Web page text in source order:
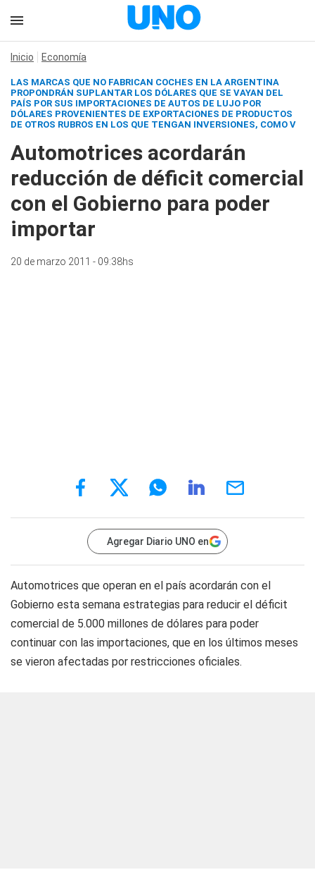
Inicio Economía
LAS MARCAS QUE NO FABRICAN COCHES EN LA ARGENTINA
PROPONDRÁN SUPLANTAR LOS DÓLARES QUE SE VAYAN DEL
PAÍS POR SUS IMPORTACIONES DE AUTOS DE LUJO POR
DÓLARES PROVENIENTES DE EXPORTACIONES DE PRODUCTOS
DE OTROS RUBROS EN LOS QUE TENGAN INVERSIONES, COMO V
Automotrices acordarán
reducción de déficit comercial
con el Gobierno para poder
importar
20 de marzo 2011 - 09:38hs
Agregar Diario UNO en
Automotrices que operan en el país acordarán con el
Gobierno esta semana estrategias para reducir el déficit
comercial de 5.000 millones de dólares para poder
continuar con las importaciones, que en los últimos meses
se vieron afectadas por restricciones oficiales.